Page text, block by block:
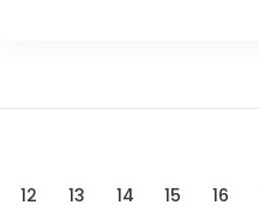
12 13 14 15 16